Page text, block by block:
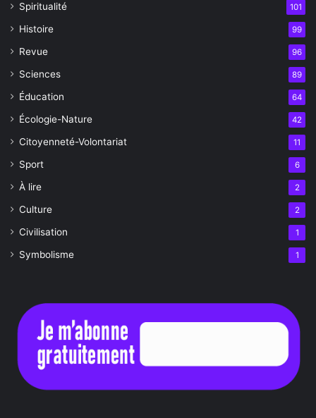
Spiritualité 101
Histoire 99
Revue 96
Sciences 89
Éducation 64
Écologie-Nature 42
Citoyenneté-Volontariat 11
Sport 6
À lire 2
Culture 2
Civilisation 1
Symbolisme 1